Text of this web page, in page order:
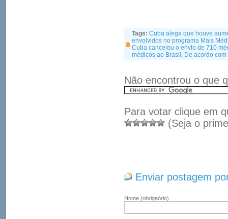
Tags: Cuba alega que houve
envolvidos no programa Mais
Cuba cancelou o envio de 710
médicos ao Brasil , De acordo
Não encontrou o que
Para votar clique em
(Seja o
Enviar postagem
Nome (obrigaório)